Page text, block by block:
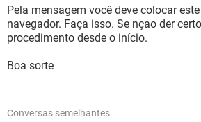
Pela mensagem você deve colocar
navegador. Faça isso. Se nçao der
procedimento desde o início.
Boa sorte
Conversas semelhantes